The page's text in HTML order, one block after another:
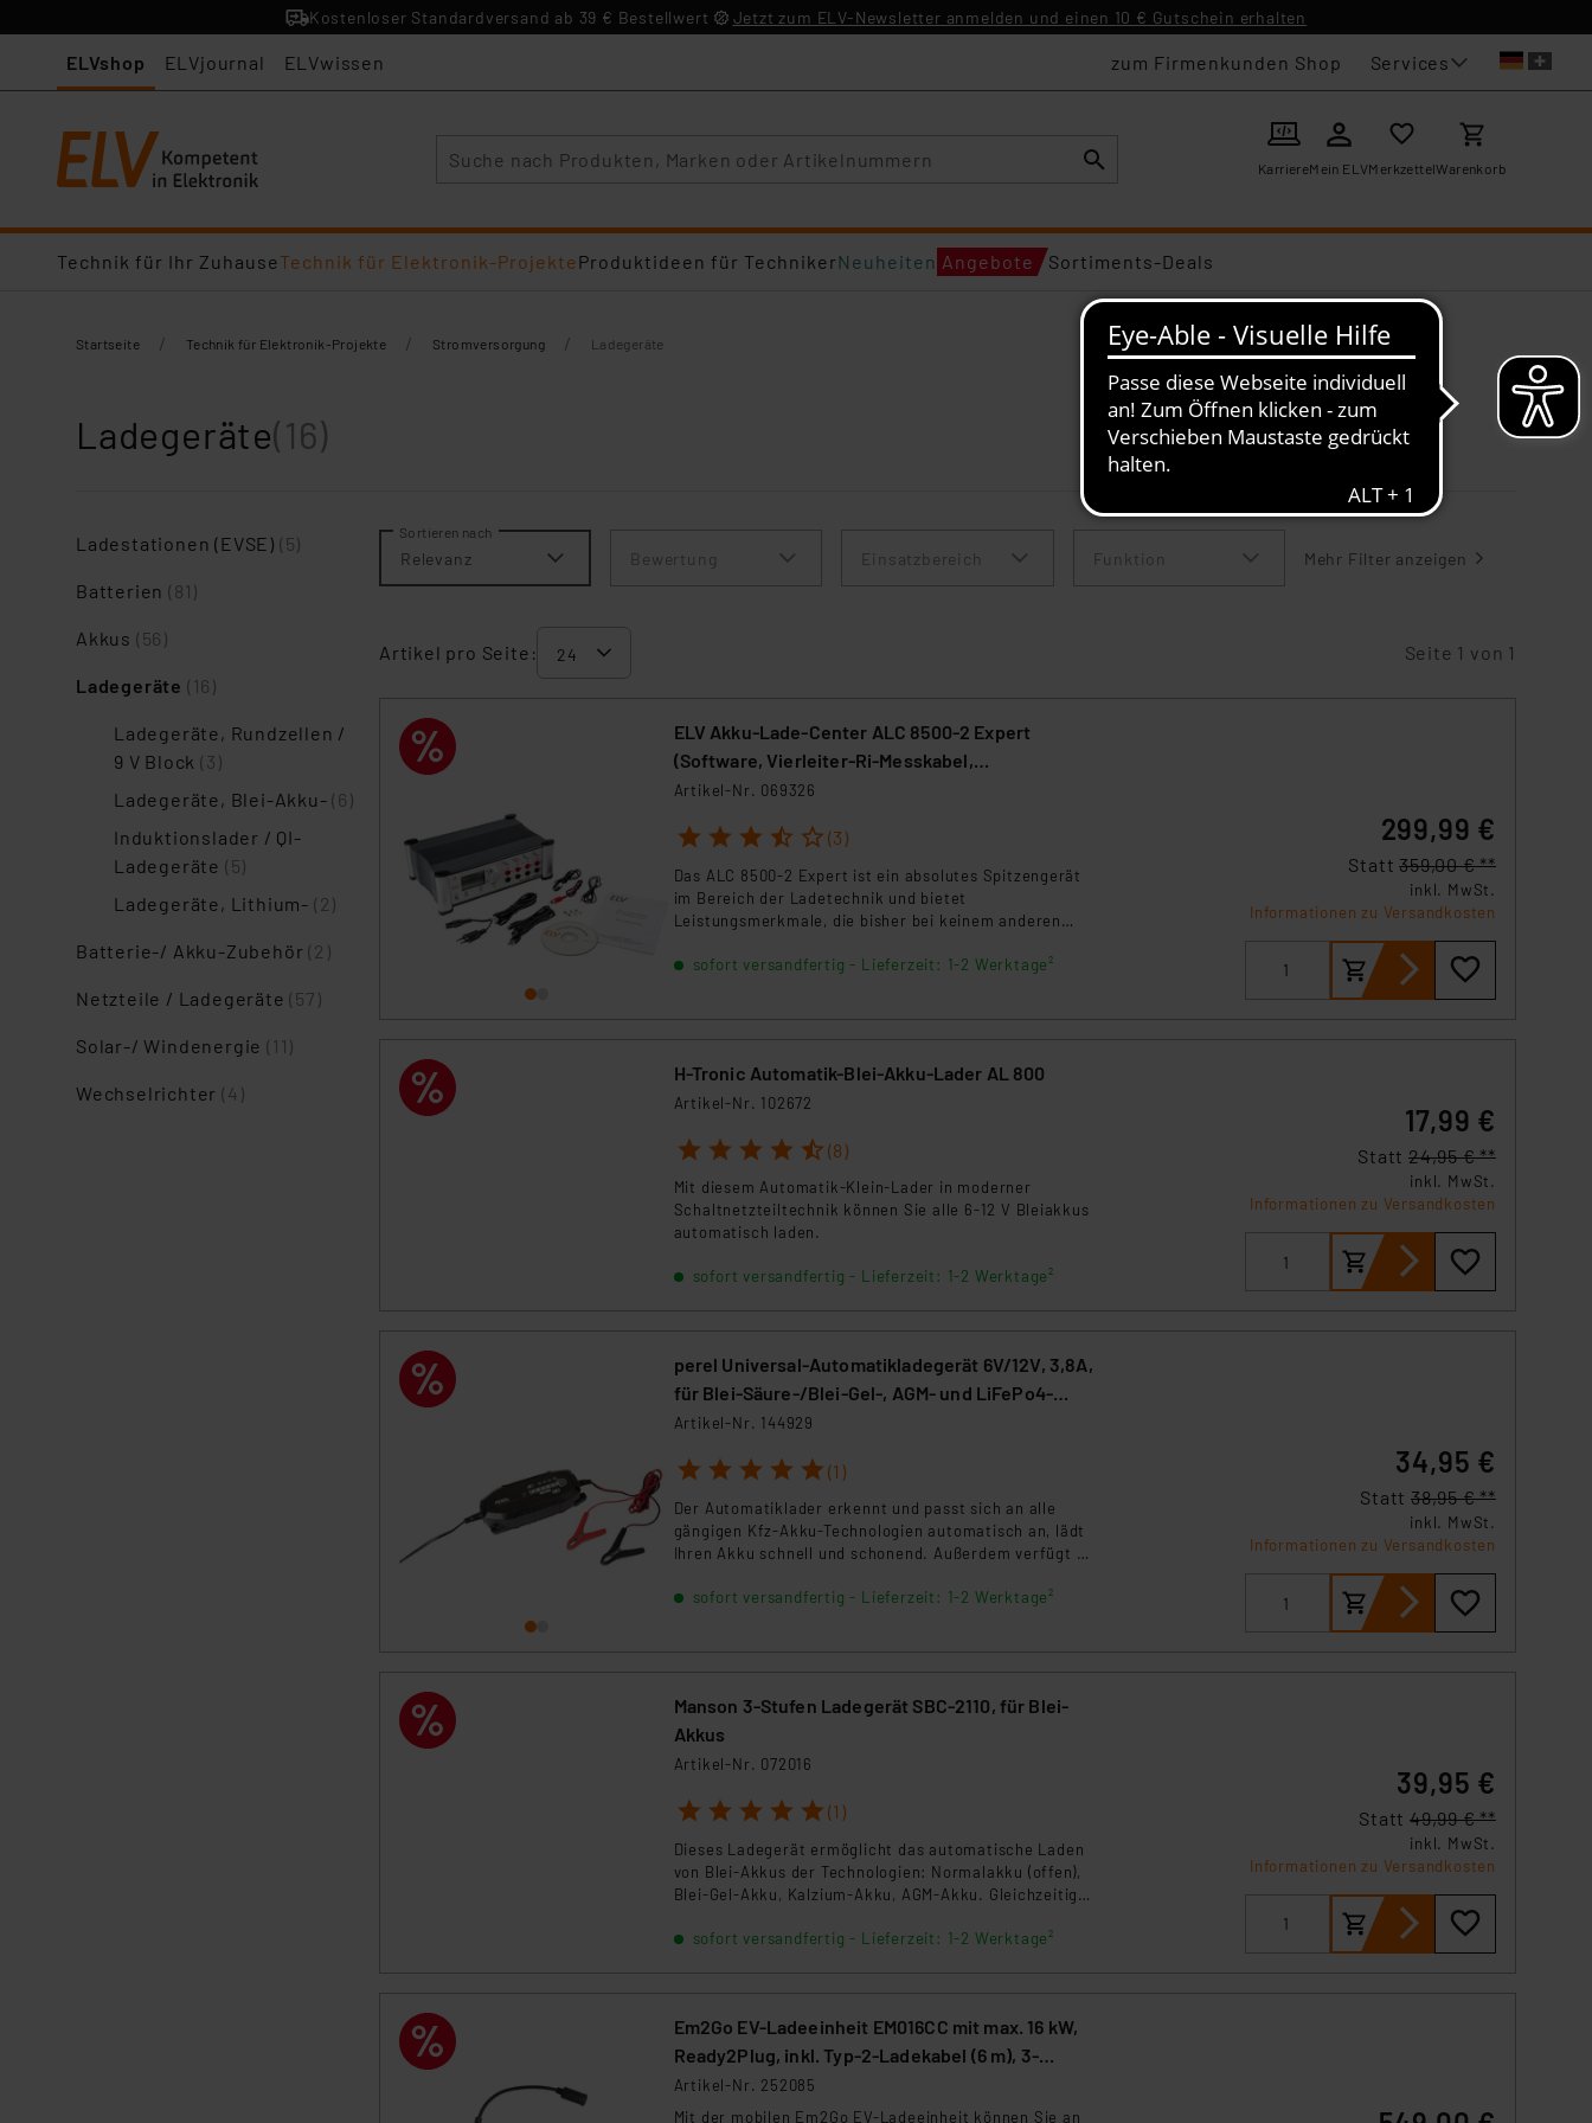
Kostenloser Standardversand ab 39 € Bestellwert Jetzt zum ELV-Newsletter anmelden und einen 10 € Gutschein erhalten
ELVshop ELVjournal ELVwissen zum Firmenkunden Shop Services
KarriereMein ELVMerkzettelWarenkorb
Technik für Ihr ZuhauseTechnik für Elektronik-ProjekteProduktideen für TechnikerNeuheiten Angebote Sortiments-Deals
Startseite / Technik für Elektronik-Projekte / Stromversorgung / Ladegeräte
Ladegeräte(16)
Ladestationen (EVSE) (5)
Batterien(81)
Akkus (56)
Ladegeräte (16)
Ladegeräte, Rundzellen /
9 V Block (3)
Ladegeräte, Blei-Akku-(6)
Induktionslader / QI-
Ladegeräte (5)
Ladegeräte, Lithium- (2)
Batterie-/ Akku-Zubehör(2)
Netzteile / Ladegeräte(57)
Solar-/ Windenergie(11)
Wechselrichter(4)
Sortieren nach
Relevanz Bewertung Einsatzbereich Funktion Mehr Filter anzeigen
Artikel pro Seite: Seite 1 von 1
ELV Akku-Lade-Center ALC 8500-2 Expert
(Software, Vierleiter-Ri-Messkabel,
Temperaturfühler, USB)
Artikel-Nr. 069326
1 2 3 4 5 (3)
Das ALC 8500-2 Expert ist ein absolutes Spitzengerät
im Bereich der Ladetechnik und bietet
Leistungsmerkmale, die bisher bei keinem anderen
sofort versandfertig - Lieferzeit: 1-2 Werktage²
299,99 €
Statt359,00 € **
inkl. MwSt.
Informationen zu Versandkosten
H-Tronic Automatik-Blei-Akku-Lader AL 800
Artikel-Nr. 102672
1 2 3 4 5 (8)
Mit diesem Automatik-Klein-Lader in moderner
Schaltnetzteiltechnik können Sie alle 6-12 V Bleiakkus
automatisch laden.
sofort versandfertig - Lieferzeit: 1-2 Werktage²
17,99 €
Statt 24,95 € **
inkl. MwSt.
Informationen zu Versandkosten
perel Universal-Automatikladegerät 6V/12V, 3,8A,
für Blei-Säure-/Blei-Gel-, AGM- und LiFePo4-
Akkus
Artikel-Nr. 144929
1 2 3 4 5 (1)
Der Automatiklader erkennt und passt sich an alle
gängigen Kfz-Akku-Technologien automatisch an, lädt
Ihren Akku schnell und schonend. Außerdem verfügt er
Pflegemaßnahmen.
sofort versandfertig - Lieferzeit: 1-2 Werktage²
34,95 €
Statt 38,95 € **
inkl. MwSt.
Informationen zu Versandkosten
Manson 3-Stufen Ladegerät SBC-2110, für Blei-
Akkus
Artikel-Nr. 072016
1 2 3 4 5 (1)
Dieses Ladegerät ermöglicht das automatische Laden
von Blei-Akkus der Technologien: Normalakku (offen),
Blei-Gel-Akku, Kalzium-Akku, AGM-Akku. Gleichzeitig
einsetzbar.
sofort versandfertig - Lieferzeit: 1-2 Werktage²
39,95 €
Statt 49,99 € **
inkl. MwSt.
Informationen zu Versandkosten
Em2Go EV-Ladeeinheit EM016CC mit max. 16 kW,
Ready2Plug, inkl. Typ-2-Ladekabel (6 m), 3-
Phasig
Artikel-Nr. 252085
Mit der mobilen Em2Go EV-Ladeeinheit können Sie an